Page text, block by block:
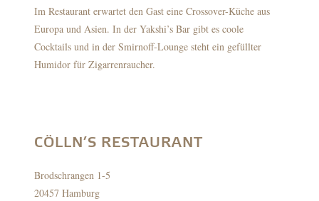
Im Restaurant erwartet den Gast eine Crossover-Küche aus
Europa und Asien. In der Yakshi’s Bar gibt es coole
Cocktails und in der Smirnoff-Lounge steht ein gefüllter
Humidor für Zigarrenraucher.
CÖLLN’S RESTAURANT
Brodschrangen 1-5
20457 Hamburg